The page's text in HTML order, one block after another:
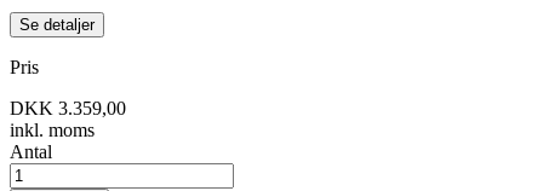
Se detaljer
Pris
DKK 3.359,00
inkl. moms
Antal